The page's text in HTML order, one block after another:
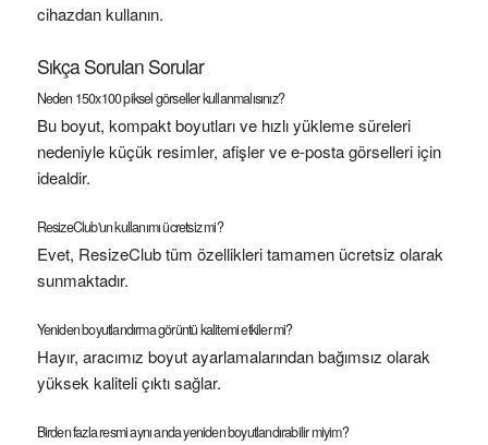
cihazdan kullanın.
Sıkça Sorulan Sorular
Neden 150x100 piksel görseller kullanmalısınız?
Bu boyut, kompakt boyutları ve hızlı yükleme süreleri
nedeniyle küçük resimler, afişler ve e-posta görselleri için
idealdir.
ResizeClub'un kullanımı ücretsiz mi?
Evet, ResizeClub tüm özellikleri tamamen ücretsiz olarak
sunmaktadır.
Yeniden boyutlandırma görüntü kalitemi etkiler mi?
Hayır, aracımız boyut ayarlamalarından bağımsız olarak
yüksek kaliteli çıktı sağlar.
Birden fazla resmi aynı anda yeniden boyutlandırabilir miyim?